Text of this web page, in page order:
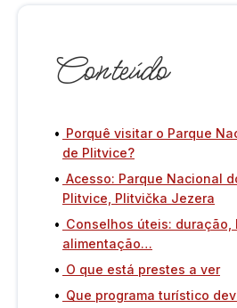
Conteúdo
Porquê visitar o Parque
de Plitvice?
Acesso: Parque Nacional
Plitvice, Plitvička Jezera
Conselhos úteis: duração,
alimentação…
O que está prestes a ver
Que programa turístico